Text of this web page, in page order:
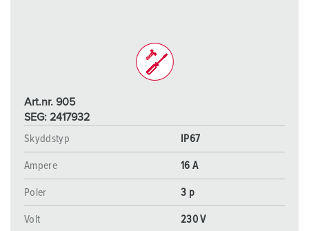
Art.nr. 905
SEG: 2417932
Skyddstyp
IP67
Ampere 16 A
Poler 3 p
Volt 230 V